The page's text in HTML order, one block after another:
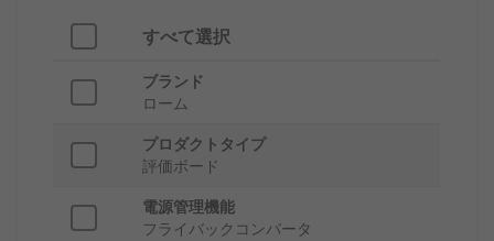
すべて選択
ブランド
ローム
プロダクトタイプ
評価ボード
電源管理機能
フライバックコンバータ